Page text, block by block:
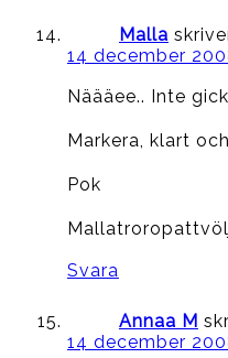
Malla
14 december
Näääee.. Inte
Markera, klart
Pok
Svara
Annaa M
14 december